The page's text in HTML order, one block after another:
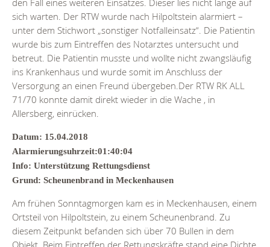
den Fall eines weiteren Einsatzes. Dieser lies nicht lange auf
sich warten. Der RTW wurde nach Hilpoltstein alarmiert –
unter dem Stichwort „sonstiger Notfalleinsatz“. Die Patientin
wurde bis zum Eintreffen des Notarztes untersucht und
betreut. Die Patientin musste und wollte nicht zwangsläufig
ins Krankenhaus und wurde somit im Anschluss der
Versorgung an einen Freund übergeben.Der RTW RK ALL
71/70 konnte damit direkt wieder in die Wache , in
Allersberg, einrücken.
Datum: 15.04.2018
Alarmierungsuhrzeit:01:40:04
Info: Unterstützung Rettungsdienst
Grund: Scheunenbrand in Meckenhausen
Am frühen Sonntagmorgen kam es in Meckenhausen, einem
Ortsteil von Hilpoltstein, zu einem Scheunenbrand. Zu
diesem Zeitpunkt befanden sich über 70 Bullen in dem
Objekt. Beim Eintreffen der Rettungskräfte stand eine Dichte